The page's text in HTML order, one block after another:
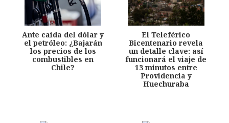
Ante caída del dólar y
el petróleo: ¿Bajarán
los precios de los
combustibles en
Chile?
El Teleférico
Bicentenario revela
un detalle clave: así
funcionará el viaje de
13 minutos entre
Providencia y
Huechuraba